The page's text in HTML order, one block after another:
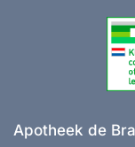
Apotheek de